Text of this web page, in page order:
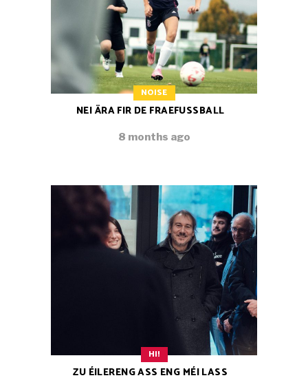
NOISE
NEI ÄRA FIR DE FRAEFUSSBALL
8 months ago
HI!
ZU ÉILERENG ASS ENG MÉI LASS